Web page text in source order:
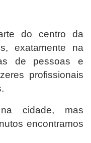
do centro da
exatamente na
de pessoas e
profissionais
cidade, mas
encontramos